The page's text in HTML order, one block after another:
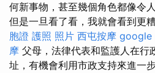
何新事物，甚至幾個角色都像令
但是一旦看了看，我就會看到更
胞證 護照 照片 西屯按摩 google
摩 父母，法律代表和監護人在行
址，有機會利用市政支持來進一